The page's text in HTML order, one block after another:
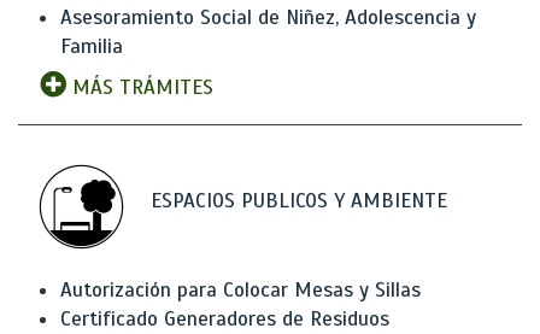
Asesoramiento Social de Niñez, Adolescencia y
Familia
MÁS TRÁMITES
ESPACIOS PUBLICOS Y AMBIENTE
Autorización para Colocar Mesas y Sillas
Certificado Generadores de Residuos